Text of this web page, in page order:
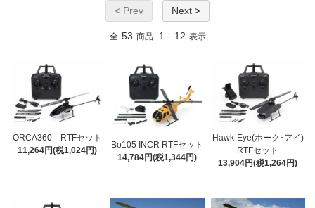
< Prev Next >
全 53 商品 1 - 12 表示
ORCA360 RTFセット
11,264円(税1,024円)
Bo105 INCR RTFセット
14,784円(税1,344円)
Hawk-Eye(ホーク･アイ)
RTFセット
13,904円(税1,264円)